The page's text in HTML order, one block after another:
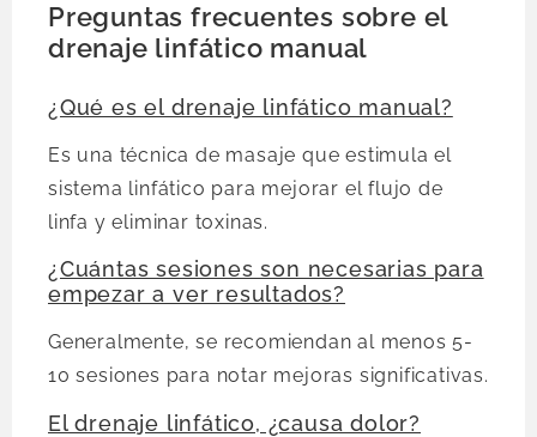
Preguntas frecuentes sobre el
drenaje linfático manual
¿Qué es el drenaje linfático manual?
Es una técnica de masaje que estimula el
sistema linfático para mejorar el flujo de
linfa y eliminar toxinas.
¿Cuántas sesiones son necesarias para
empezar a ver resultados?
Generalmente, se recomiendan al menos 5-
10 sesiones para notar mejoras significativas.
El drenaje linfático, ¿causa dolor?